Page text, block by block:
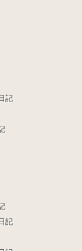
記
記